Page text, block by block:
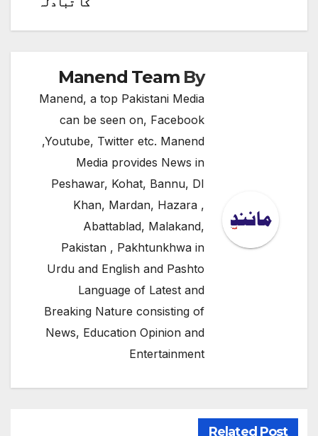
نیویگیشن
By
Manend Team
Manend, a top Pakistani Media
can be seen on, Facebook
,Youtube, Twitter etc. Manend
Media provides News in
Peshawar, Kohat, Bannu, DI
Khan, Mardan, Hazara ,
Abattablad, Malakand,
Pakistan , Pakhtunkhwa in
Urdu and English and Pashto
Language of Latest and
Breaking Nature consisting of
News, Education Opinion and
Entertainment
Related Post